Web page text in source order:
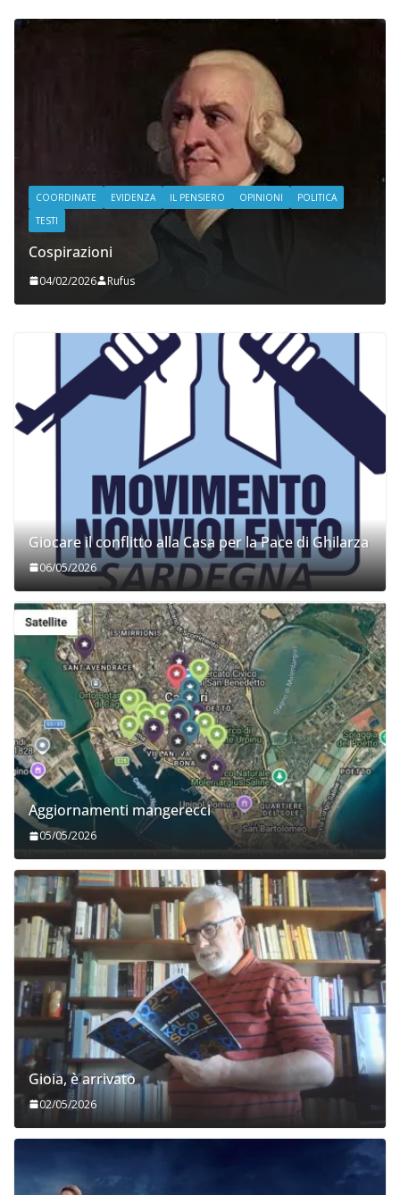
COORDINATE EVIDENZA IL PENSIERO OPINIONI
POLITICA
TESTI
Cospirazioni
04/02/2026 Rufus
Giocare il conflitto alla Casa per la Pace di Ghilarza
06/05/2026
Aggiornamenti mangerecci
05/05/2026
Gioia, è arrivato
02/05/2026